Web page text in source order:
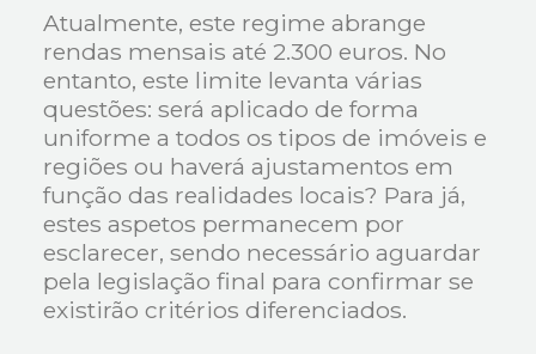
Atualmente, este regime abrange
rendas mensais até 2.300 euros. No
entanto, este limite levanta várias
questões: será aplicado de forma
uniforme a todos os tipos de imóveis e
regiões ou haverá ajustamentos em
função das realidades locais? Para já,
estes aspetos permanecem por
esclarecer, sendo necessário aguardar
pela legislação final para confirmar se
existirão critérios diferenciados.